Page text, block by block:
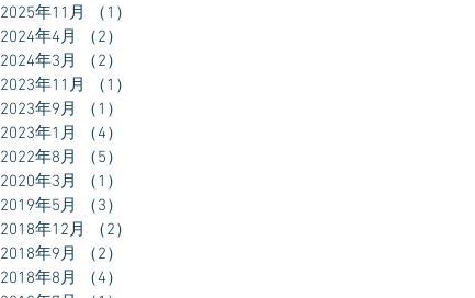
2025年11月
（1）
2024年4月
（2）
2024年3月
（2）
2023年11月
（1）
2023年9月
（1）
2023年1月
（4）
2022年8月
（5）
2020年3月
（1）
2019年5月
（3）
2018年12月
（2）
2018年9月
（2）
2018年8月
（4）